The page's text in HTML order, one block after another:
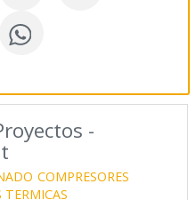
-
COMPRESORES
TERMICAS